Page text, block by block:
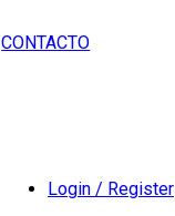
CONTACTO
Login / Register